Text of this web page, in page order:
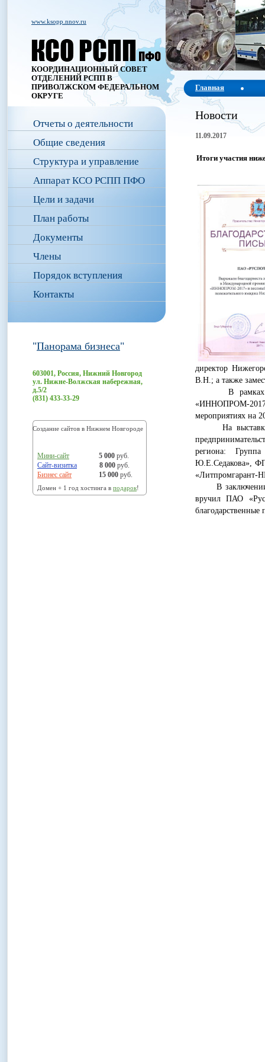
www.ksopp.nnov.ru
КООРДИНАЦИОННЫЙ СОВЕТ
ОТДЕЛЕНИЙ РСПП В
ПРИВОЛЖСКОМ ФЕДЕРАЛЬНОМ
ОКРУГЕ
Отчеты о деятельности
Общие сведения
Структура и управление
Аппарат КСО РСПП ПФО
Цели и задачи
План работы
Документы
Члены
Порядок вступления
Контакты
"Панорама бизнеса"
603001, Россия, Нижний Новгород
ул. Нижне-Волжская набережная,
д.5/2
(831) 433-33-29
Создание сайтов в Нижнем Новгороде
Мини-сайт 5 000 руб.
Сайт-визитка
8 000 руб.
Бизнес сайт
15 000 руб.
Домен + 1 год хостинга в подарок!
Главная
Новости
11.09.2017
Итоги участия
директор
В.Н.; а также
В рамках
«ИННОПРОМ-
мероприятиях на
На выставке
региона:
Ю.Е.Седакова»,
«Литпромгарант-
В заключении
вручил ПАО
благодарственные